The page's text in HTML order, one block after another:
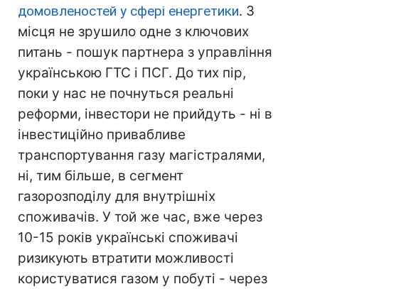
домовленостей у сфері енергетики. З
місця не зрушило одне з ключових
питань - пошук партнера з управління
українською ГТС і ПСГ. До тих пір,
поки у нас не почнуться реальні
реформи, інвестори не прийдуть - ні в
інвестиційно привабливе
транспортування газу магістралями,
ні, тим більше, в сегмент
газорозподілу для внутрішніх
споживачів. У той же час, вже через
10-15 років українські споживачі
ризикують втратити можливості
користуватися газом у побуті - через